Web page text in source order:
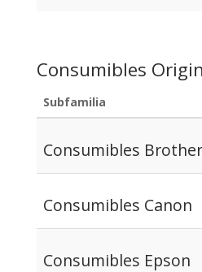
Consumibles
Subfamilia
Consumibles Brother
Consumibles Canon
Consumibles Epson